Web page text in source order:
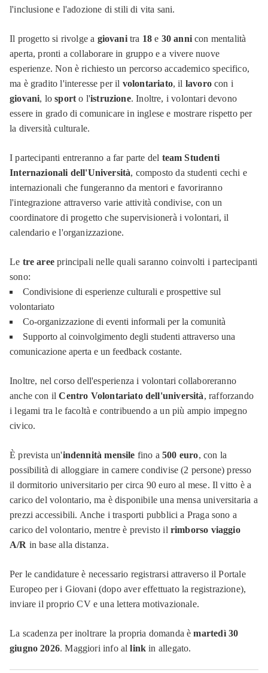
l'inclusione e l'adozione di stili di vita sani.
Il progetto si rivolge a giovani tra 18e 30 annicon mentalità
aperta, pronti a collaborare in gruppo e a vivere nuove
esperienze. Non è richiesto un percorso accademico specifico,
ma è gradito l'interesse per il volontariato, il lavorocon i
giovani, losporto l'istruzione. Inoltre, i volontari devono
essere in grado di comunicare in inglese e mostrare rispetto per
la diversità culturale.
I partecipanti entreranno a far parte del team Studenti
Internazionali dell'Università, composto da studenti cechi e
internazionali che fungeranno da mentori e favoriranno
l'integrazione attraverso varie attività condivise, con un
coordinatore di progetto che supervisionerà i volontari, il
calendario e l'organizzazione.
Le tre aree principali nelle quali saranno coinvolti i partecipanti
sono:
Condivisione di esperienze culturali e prospettive sul
volontariato
Co-organizzazione di eventi informali per la comunità
Supporto al coinvolgimento degli studenti attraverso una
comunicazione aperta e un feedback costante.
Inoltre, nel corso dell'esperienza i volontari collaboreranno
anche con ilCentro Volontariato dell'università, rafforzando
i legami tra le facoltà e contribuendo a un più ampio impegno
civico.
È prevista un'indennità mensile fino a500 euro, con la
possibilità di alloggiare in camere condivise (2 persone) presso
il dormitorio universitario per circa 90 euro al mese. Il vitto è a
carico del volontario, ma è disponibile una mensa universitaria a
prezzi accessibili. Anche i trasporti pubblici a Praga sono a
carico del volontario, mentre è previsto il rimborso viaggio
A/R in base alla distanza.
Per le candidature è necessario registrarsi attraverso il Portale
Europeo per i Giovani (dopo aver effettuato la registrazione),
inviare il proprio CV e una lettera motivazionale.
La scadenza per inoltrare la propria domanda èmartedì 30
giugno 2026. Maggiori info allinkin allegato.